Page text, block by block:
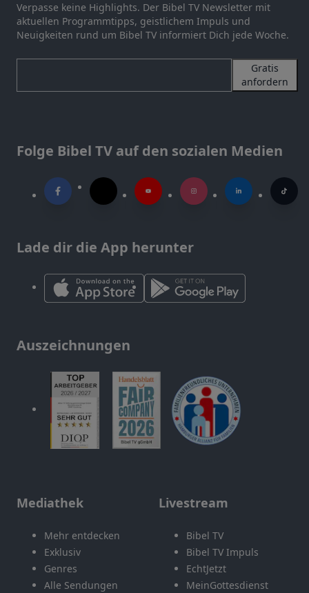
Verpasse keine Highlights. Der Bibel TV Newsletter mit
aktuellen Programmtipps, geistlichem Impuls und
Neuigkeiten rund um Bibel TV informiert Dich jede Woche.
Gratis
anfordern
Folge Bibel TV auf den sozialen Medien
Lade dir die App herunter
Auszeichnungen
Mediathek
Mehr entdecken
Exklusiv
Genres
Alle Sendungen
Livestream
Bibel TV
Bibel TV Impuls
EchtJetzt
MeinGottesdienst